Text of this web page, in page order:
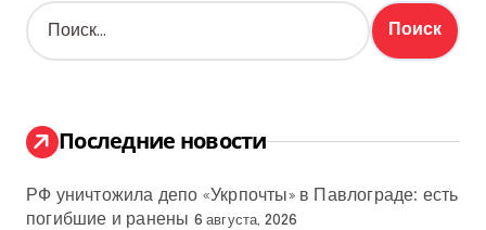
Н
а
:
Последние новости
РФ уничтожила депо «Укрпочты» в Павлограде: есть
погибшие и ранены 6 августа, 2026